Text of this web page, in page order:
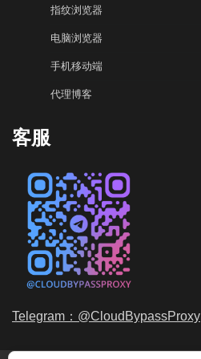
指纹浏览器
电脑浏览器
手机移动端
代理博客
客服
Telegram：@CloudBypassProxy